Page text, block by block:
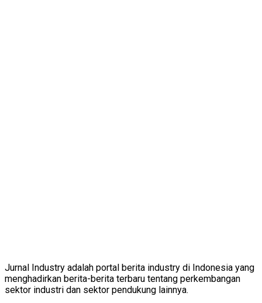
Jurnal Industry adalah portal berita industry di Indonesia yang
menghadirkan berita-berita terbaru tentang perkembangan
sektor industri dan sektor pendukung lainnya.